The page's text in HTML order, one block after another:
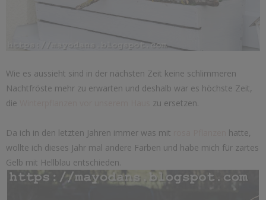
Wie es aussieht sind in der nächsten Zeit keine schlimmeren
Nachtfröste mehr zu erwarten und deshalb war es höchste Zeit,
die
zu ersetzen.
Da ich in den letzten Jahren immer was mit
hatte,
wollte ich dieses Jahr mal andere Farben und habe mich für zartes
Gelb mit Hellblau entschieden.